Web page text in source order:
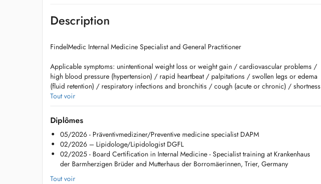
Description
FindelMedic Internal Medicine Specialist and General Practitioner
Applicable symptoms: unintentional weight loss or weight gain / cardiovascular problems /
high blood pressure (hypertension) / rapid heartbeat / palpitations / swollen legs or edema
(fluid retention) / respiratory infections and bronchitis / cough (acute or chronic) / shortness
of breath / diagnosed or suspected asthma , COPD / abdominal pain / heartburn, reflux /
nausea, vomiting /diarrhea or constipation / diabetes mellitus (new diagnosis or
management/treatment) / elevated cholesterol/lipid metabolism disorder (dyslipidemia) /
Impaired kidney function (elevated creatinine) / thyroid problems / anemia / joint and
muscle pain
Available Services:
- consultation
- treatment of lipid metabolism disorders (lipidology), diabetes, hypertension, and
Tout voir
Diplômes
05/2026 - Präventivmediziner/Preventive medicine specialist DAPM
02/2026 – Lipidologe/Lipidologist DGFL
02/2025 - Board Certification in Internal Medicine - Specialist training at Krankenhaus
der Barmherzigen Brüder and Mutterhaus der Borromäerinnen, Trier, Germany
Tout voir